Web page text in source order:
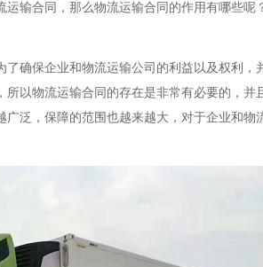
输合同，那么物流运输合同的作用有哪些呢
了确保企业和物流运输公司的利益以及权利，
以物流运输合同的存在是非常有必要的，并
泛，保障的范围也越来越大，对于企业和物